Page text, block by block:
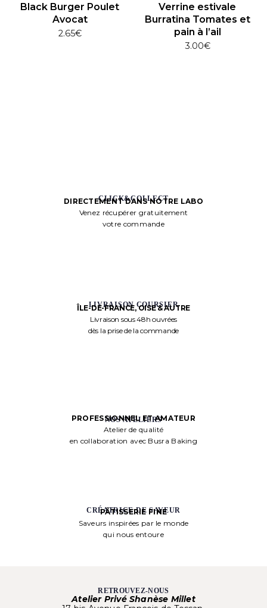
Black Burger Poulet
Avocat
2.65€
Verrine estivale
Burratina Tomates et
pain à l’ail
3.00€
CLICK&COLLECT
DIRECTEMENT DANS NOTRE LABO
Venez récupérer gratuitement
votre commande
LIVRAISON COURSIER
ÎLE-DE-FRANCE, OISE & AUTRE
Livraison sous 48h ouvrées
dès la prise de la commande
NOS ATELIERS
PROFESSIONNEL ET AMATEUR
Atelier de qualité
en collaboration avec Busra Baking
CRÉATRICE DE SAVEUR
PÂTISSERIE FINE
Saveurs inspirées par le monde
qui nous entoure
RETROUVEZ-NOUS
Atelier Privé Shanèse Millet